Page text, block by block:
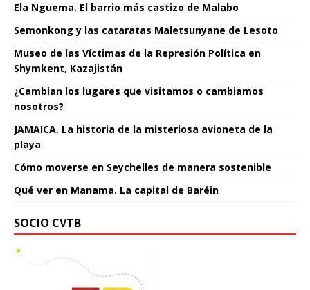
Ela Nguema. El barrio más castizo de Malabo
Semonkong y las cataratas Maletsunyane de Lesoto
Museo de las Víctimas de la Represión Política en
Shymkent, Kazajistán
¿Cambian los lugares que visitamos o cambiamos
nosotros?
JAMAICA. La historia de la misteriosa avioneta de la
playa
Cómo moverse en Seychelles de manera sostenible
Qué ver en Manama. La capital de Baréin
SOCIO CVTB